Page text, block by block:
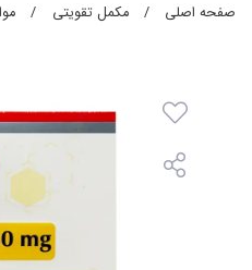
صفحه اصلی / مکمل تقویتی /